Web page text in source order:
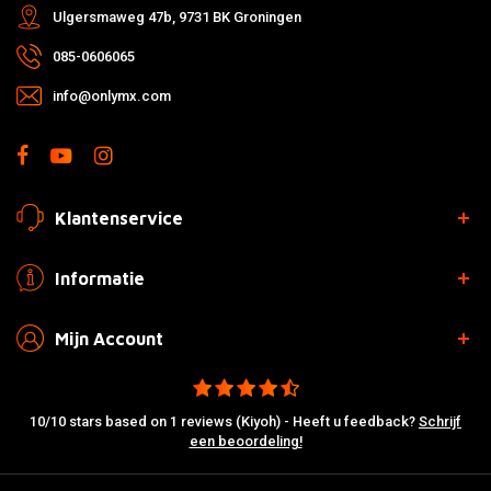
Ulgersmaweg 47b, 9731 BK Groningen
085-0606065
info@onlymx.com
Klantenservice
Informatie
Mijn Account
10/10 stars based on 1 reviews (Kiyoh) - Heeft u feedback? Schrijf
een beoordeling!